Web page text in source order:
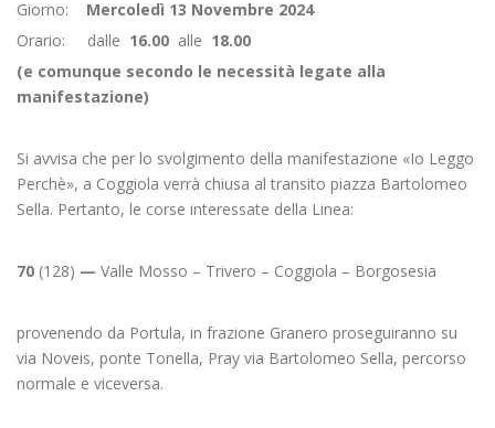
Giorno: Mercoledì 13 Novembre 2024
Orario:
dalle 16.00 alle 18.00
(e comunque secondo le necessità legate alla
manifestazione)
Si avvisa che per lo svolgimento della manifestazione «Io Leggo
Perchè», a Coggiola verrà chiusa al transito piazza Bartolomeo
Sella. Pertanto, le corse interessate della Linea:
70 (128) — Valle Mosso – Trivero – Coggiola – Borgosesia
provenendo da Portula, in frazione Granero proseguiranno su
via Noveis, ponte Tonella, Pray via Bartolomeo Sella, percorso
normale e viceversa.